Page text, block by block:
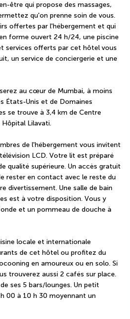
être qui propose des massages,
qu'on prenne soin de vous.
offertes par l'hébergement et qui
forme ouvert 24 h/24, une piscine
services offerts par cet hôtel vous
un service de conciergerie et une
au cœur de Mumbai, à moins
États-Unis et de Domaines
se trouve à 3,4 km de Centre
Lilavati.
de l'hébergement vous invitent
LCD. Votre lit est préparé
qualité supérieure. Un accès gratuit
rester en contact avec le reste du
divertissement. Une salle de bain
est à votre disposition. Vous y
et un pommeau de douche à
locale et internationale
de cet hôtel ou profitez du
en amoureux ou en solo. Si
trouverez aussi 2 cafés sur place.
ses 5 bars/lounges. Un petit
00 à 10 h 30 moyennant un